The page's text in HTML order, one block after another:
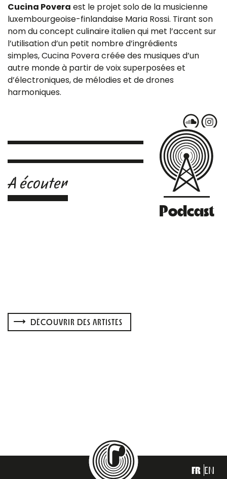
Cucina Povera est le projet solo de la musicienne
luxembourgeoise-finlandaise Maria Rossi. Tirant son
nom du concept culinaire italien qui met l’accent sur
l’utilisation d’un petit nombre d’ingrédients
simples, Cucina Povera créée des musiques d’un
autre monde à partir de voix superposées et
d’électroniques, de mélodies et de drones
harmoniques.
Podcast
A écouter
DÉCOUVRIR DES ARTISTES
FR EN